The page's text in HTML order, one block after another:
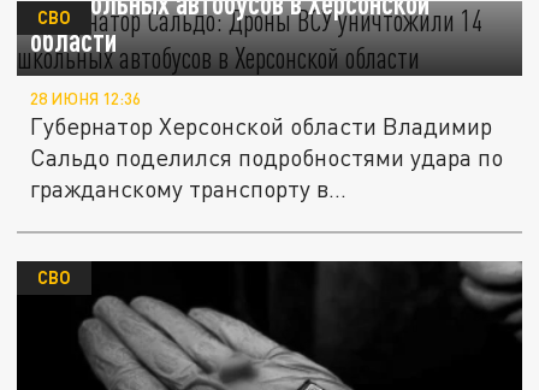
области
СВО
28 ИЮНЯ 12:36
Губернатор Херсонской области Владимир
Сальдо поделился подробностями удара по
гражданскому транспорту в...
СВО